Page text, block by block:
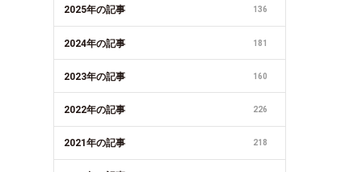
2025年の記事 136
2024年の記事 181
2023年の記事 160
2022年の記事 226
2021年の記事 218